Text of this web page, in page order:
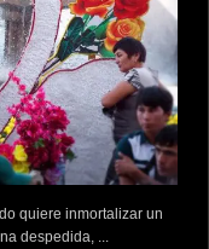
quiere inmortalizar un
despedida, ...